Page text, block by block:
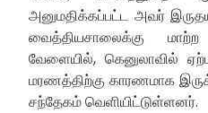
அனுமதிக்கப்பட்ட அவர்
வைத்தியசாலைக்கு
வேளையில், கெனுலாவில்
மரணத்திற்கு காரணமாக
சந்தேகம் வெளியிட்டுள்ளனர்.